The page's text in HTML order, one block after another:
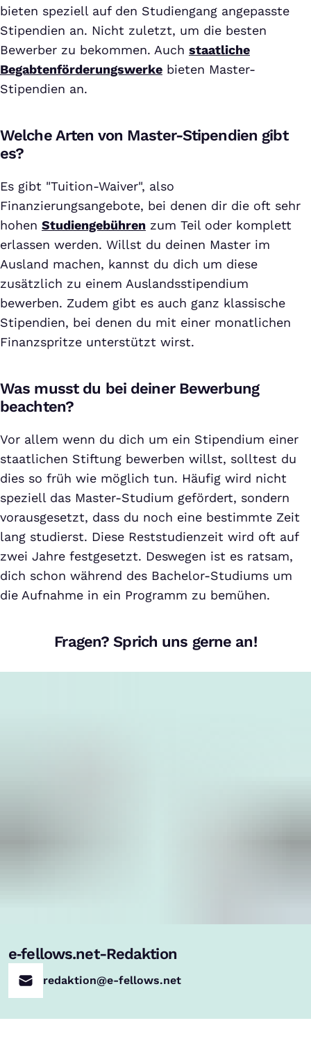
bieten speziell auf den Studiengang angepasste
Stipendien an. Nicht zuletzt, um die besten
Bewerber zu bekommen. Auch staatliche
Begabtenförderungswerke bieten Master-
Stipendien an.
Welche Arten von Master-Stipendien gibt
es?
Es gibt "Tuition-Waiver", also
Finanzierungsangebote, bei denen dir die oft sehr
hohen Studiengebühren zum Teil oder komplett
erlassen werden. Willst du deinen Master im
Ausland machen, kannst du dich um diese
zusätzlich zu einem Auslandsstipendium
bewerben. Zudem gibt es auch ganz klassische
Stipendien, bei denen du mit einer monatlichen
Finanzspritze unterstützt wirst.
Was musst du bei deiner Bewerbung
beachten?
Vor allem wenn du dich um ein Stipendium einer
staatlichen Stiftung bewerben willst, solltest du
dies so früh wie möglich tun. Häufig wird nicht
speziell das Master-Studium gefördert, sondern
vorausgesetzt, dass du noch eine bestimmte Zeit
lang studierst. Diese Reststudienzeit wird oft auf
zwei Jahre festgesetzt. Deswegen ist es ratsam,
dich schon während des Bachelor-Studiums um
die Aufnahme in ein Programm zu bemühen.
Fragen? Sprich uns gerne an!
e‑fellows.net-Redaktion
redaktion@e-fellows.net